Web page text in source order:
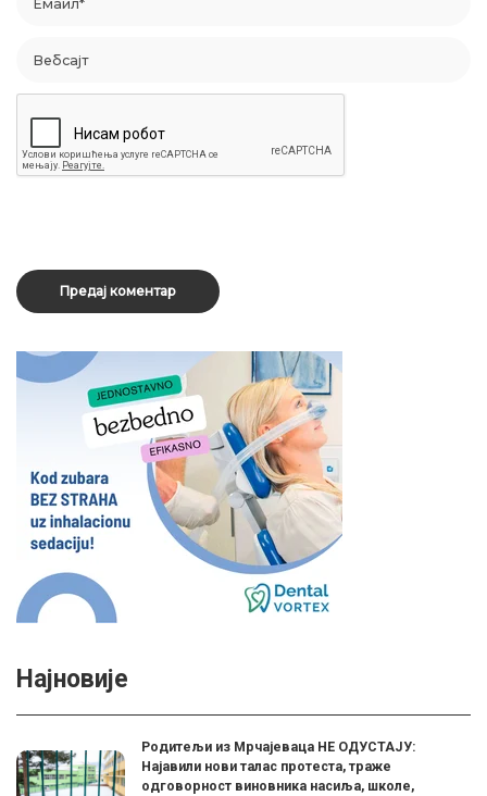
Најновије
Родитељи из Мрчајеваца НЕ ОДУСТАЈУ:
Најавили нови талас протеста, траже
одговорност виновника насиља, школе,